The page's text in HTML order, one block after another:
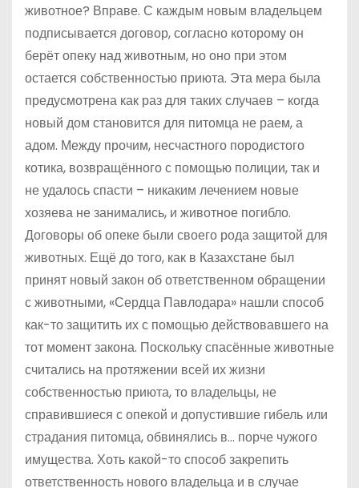
животное? Вправе. С каждым новым владельцем
подписывается договор, согласно которому он
берёт опеку над животным, но оно при этом
остается собственностью приюта. Эта мера была
предусмотрена как раз для таких случаев – когда
новый дом становится для питомца не раем, а
адом. Между прочим, несчастного породистого
котика, возвращённого с помощью полиции, так и
не удалось спасти – никаким лечением новые
хозяева не занимались, и животное погибло.
Договоры об опеке были своего рода защитой для
животных. Ещё до того, как в Казахстане был
принят новый закон об ответственном обращении
с животными, «Сердца Павлодара» нашли способ
как-то защитить их с помощью действовавшего на
тот момент закона. Поскольку спасённые животные
считались на протяжении всей их жизни
собственностью приюта, то владельцы, не
справившиеся с опекой и допустившие гибель или
страдания питомца, обвинялись в… порче чужого
имущества. Хоть какой-то способ закрепить
ответственность нового владельца и в случае